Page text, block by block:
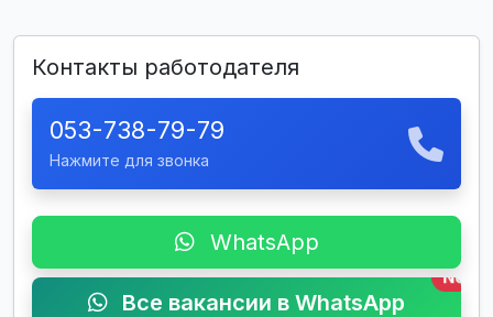
Контакты работодателя
053-738-79-79
Нажмите для звонка
WhatsApp
Все вакансии в WhatsApp
New